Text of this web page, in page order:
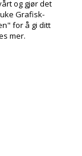
og gjør det
Grafisk-
for å gi ditt
mer.